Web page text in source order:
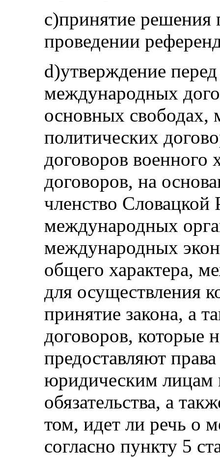
с)принятие
проведении
d)утверждение
международных
основных
политических
договоров военного
договоров, на
членство Словацкой
международных
международных
общего характера,
для осуществления
принятие закона, а
договоров, которые
предоставляют
юридическим лицам
обязательства, а
том, идет ли речь о
согласно пункту 5